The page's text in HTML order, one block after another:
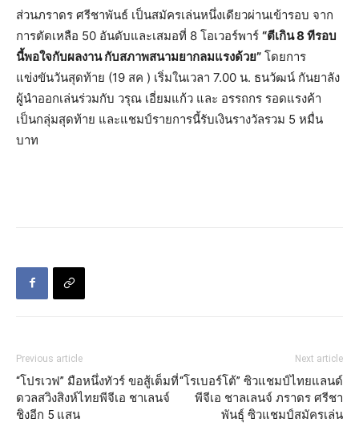
ส่วนภราดร ศรีชาพันธ์ เป็นสมัครเล่นหนึ่งเดียวผ่านเข้ารอบ จาก
การตัดเหลือ 50 อันดับและเสมอที่ 8 โอเวอร์พาร์ “ตีเกิน 8 ทีรอบ
นี้พอใจกับผลงาน กับสภาพสนามยากลมแรงด้วย” โดยการ
แข่งขันวันสุดท้าย (19 สค ) เริ่มในเวลา 7.00 น. ธนวัฒน์ กันยาลัง
ผู้นำออกเล่นร่วมกับ วรุณ เอี่ยมแก้ว และ อรรถกร รอดแรงค้า
เป็นกลุ่มสุดท้าย และแชมป์รายการนี้รับเงินรางวัลรวม 5 หมื่น
บาท
Previous article
“โปรเวฟ” มือหนึ่งทัวร์ ขอสู้เต็มที่
ดวลสวิงสิงห์ไทยพีจีเอ ชาเลนจ์
ชิงอีก 5 แสน
Next article
“โรเบอร์โต้” ซิวแชมป์ไทยแลนด์
พีจีเอ ชาลเลนจ์ ภราดร ศรีชา
พันธุ์ ซิวแชมป์สมัครเล่น